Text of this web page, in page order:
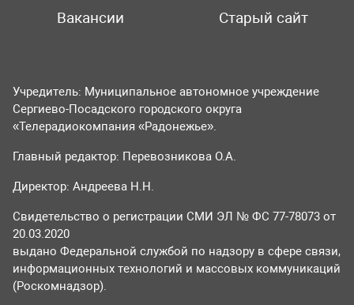
Вакансии
Старый сайт
Учредитель: Муниципальное автономное учреждение
Сергиево-Посадского городского округа
«Телерадиокомпания «Радонежье».
Главный редактор: Перевозникова О.А.
Директор: Андреева Н.Н.
Свидетельство о регистрации СМИ ЭЛ № ФС 77-78073 от
20.03.2020
выдано Федеральной службой по надзору в сфере связи,
информационных технологий и массовых коммуникаций
(Роскомнадзор).